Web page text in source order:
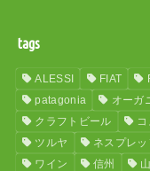
tags
ALESSI FIAT
patagonia
オーガ
クラフトビール
ツルヤ
ネスプレッ
ワイン
信州